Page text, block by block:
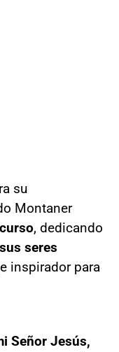
su
Montaner
, dedicando
seres
inspirador para
Señor Jesús,